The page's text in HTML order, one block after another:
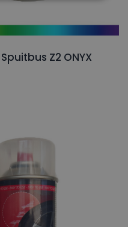
Z2 ONYX